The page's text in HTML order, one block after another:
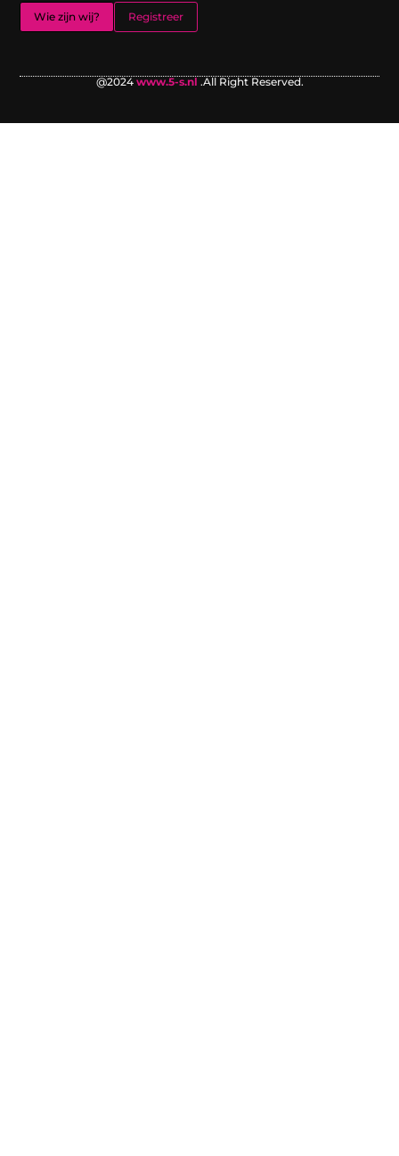
Wie zijn wij? Registreer
@2024www.5-s.nl .All Right Reserved.